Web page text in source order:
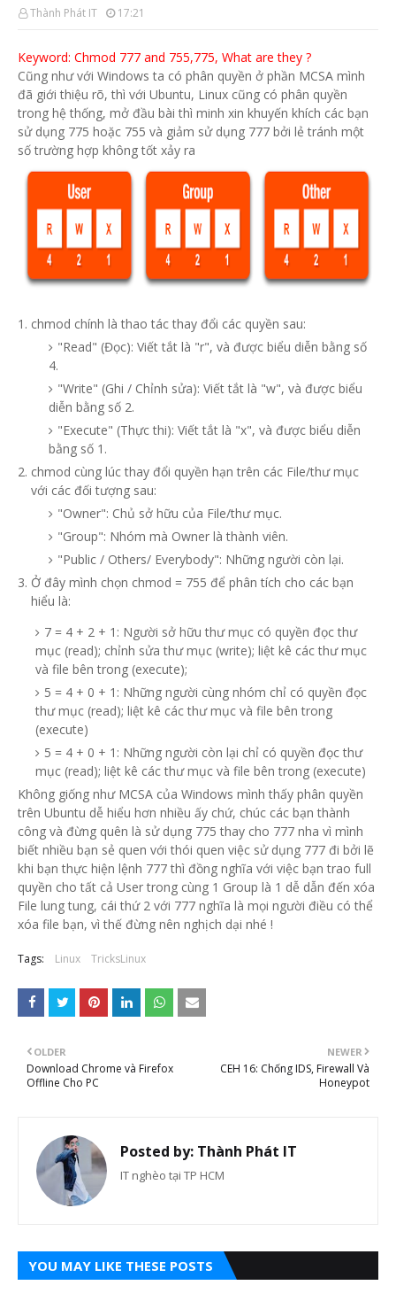
Thành Phát IT 17:21
Keyword: Chmod 777 and 755,775, What are they ?
Cũng như với Windows ta có phân quyền ở phần MCSA mình
đã giới thiệu rõ, thì với Ubuntu, Linux cũng có phân quyền
trong hệ thống, mở đầu bài thì minh xin khuyến khích các bạn
sử dụng 775 hoặc 755 và giảm sử dụng 777 bởi lẻ tránh một
số trường hợp không tốt xảy ra
chmod chính là thao tác thay đổi các quyền sau:
"Read" (Đọc): Viết tắt là "r", và được biểu diễn bằng số
4.
"Write" (Ghi / Chỉnh sửa): Viết tắt là "w", và được biểu
diễn bằng số 2.
"Execute" (Thực thi): Viết tắt là "x", và được biểu diễn
bằng số 1.
chmod cùng lúc thay đổi quyền hạn trên các File/thư mục
với các đối tượng sau:
"Owner": Chủ sở hữu của File/thư mục.
"Group": Nhóm mà Owner là thành viên.
"Public / Others/ Everybody": Những người còn lại.
Ở đây mình chọn chmod = 755 để phân tích cho các bạn
hiểu là:
7 = 4 + 2 + 1: Người sở hữu thư mục có quyền đọc thư
mục (read); chỉnh sửa thư mục (write); liệt kê các thư mục
và file bên trong (execute);
5 = 4 + 0 + 1: Những người cùng nhóm chỉ có quyền đọc
thư mục (read); liệt kê các thư mục và file bên trong
(execute)
5 = 4 + 0 + 1: Những người còn lại chỉ có quyền đọc thư
mục (read); liệt kê các thư mục và file bên trong (execute)
Không giống như MCSA của Windows mình thấy phân quyền
trên Ubuntu dễ hiểu hơn nhiều ấy chứ, chúc các bạn thành
công và đừng quên là sử dụng 775 thay cho 777 nha vì mình
biết nhiều bạn sẻ quen với thói quen việc sử dụng 777 đi bởi lẽ
khi bạn thực hiện lệnh 777 thì đồng nghĩa với việc bạn trao full
quyền cho tất cả User trong cùng 1 Group là 1 dễ dẫn đến xóa
File lung tung, cái thứ 2 với 777 nghĩa là mọi người điều có thể
xóa file bạn, vì thế đừng nên nghịch dại nhé !
Tags: Linux TricksLinux
NEWER
CEH 16: Chống IDS, Firewall Và
Honeypot
OLDER
Download Chrome và Firefox
Offline Cho PC
Posted by: Thành Phát IT
IT nghèo tại TP HCM
YOU MAY LIKE THESE POSTS